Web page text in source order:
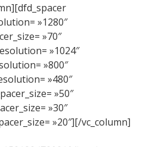
»1280″
»70″
»1024″
»800″
»480″
»50″
»30″
»20″][/vc_column]